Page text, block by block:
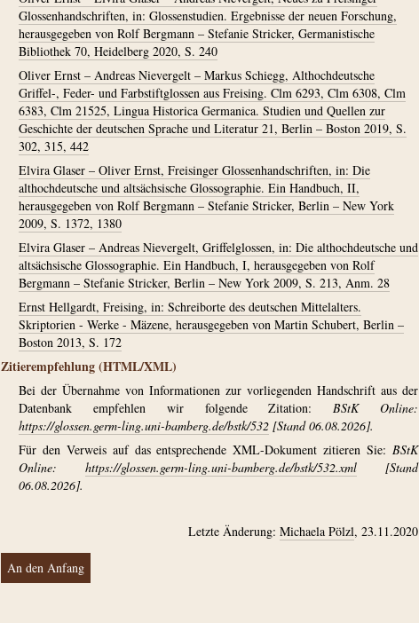
Glossenhandschriften, in: Glossenstudien. Ergebnisse der neuen Forschung,
herausgegeben von Rolf Bergmann – Stefanie Stricker, Germanistische
Bibliothek 70, Heidelberg 2020, S. 240
Oliver Ernst – Andreas Nievergelt – Markus Schiegg, Althochdeutsche
Griffel-, Feder- und Farbstiftglossen aus Freising. Clm 6293, Clm 6308, Clm
6383, Clm 21525, Lingua Historica Germanica. Studien und Quellen zur
Geschichte der deutschen Sprache und Literatur 21, Berlin – Boston 2019, S.
302, 315, 442
Elvira Glaser – Oliver Ernst, Freisinger Glossenhandschriften, in: Die
althochdeutsche und altsächsische Glossographie. Ein Handbuch, II,
herausgegeben von Rolf Bergmann – Stefanie Stricker, Berlin – New York
2009, S. 1372, 1380
Elvira Glaser – Andreas Nievergelt, Griffelglossen, in: Die althochdeutsche und
altsächsische Glossographie. Ein Handbuch, I, herausgegeben von Rolf
Bergmann – Stefanie Stricker, Berlin – New York 2009, S. 213, Anm. 28
Ernst Hellgardt, Freising, in: Schreiborte des deutschen Mittelalters.
Skriptorien - Werke - Mäzene, herausgegeben von Martin Schubert, Berlin –
Boston 2013, S. 172
Zitierempfehlung (HTML/XML)
Bei der Übernahme von Informationen zur vorliegenden Handschrift aus der
Datenbank empfehlen wir folgende Zitation:BStK Online:
https://glossen.germ-ling.uni-bamberg.de/bstk/532 [Stand 06.08.2026].
Für den Verweis auf das entsprechende XML-Dokument zitieren Sie: BStK
Online: https://glossen.germ-ling.uni-bamberg.de/bstk/532.xml [Stand
06.08.2026].
Letzte Änderung: Michaela Pölzl, 23.11.2020
An den Anfang